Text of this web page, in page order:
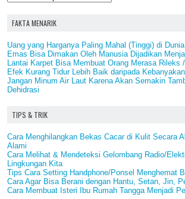
FAKTA MENARIK
Uang yang Harganya Paling Mahal (Tinggi) di Dunia
Emas Bisa Dimakan Oleh Manusia Dijadikan
Lantai Karpet Bisa Membuat Orang Merasa Rileks
Efek Kurang Tidur Lebih Baik daripada
Jangan Minum Air Laut Karena Akan Semakin
Dehidrasi
TIPS & TRIK
Cara Menghilangkan Bekas Cacar di Kulit Secara
Alami
Cara Melihat & Mendeteksi Gelombang Radio/
Lingkungan Kita
Tips Cara Setting Handphone/Ponsel Menghemat
Cara Agar Bisa Berani dengan Hantu, Setan, Jin,
Cara Membuat Isteri Ibu Rumah Tangga Menjadi